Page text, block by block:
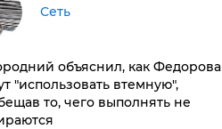
Сеть
объяснил, как Федорова
"использовать втемную",
то, чего выполнять не